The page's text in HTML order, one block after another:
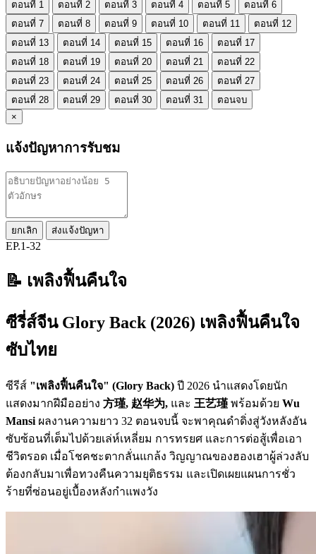
ตอนที่ 1
ตอนที่ 2 ตอนที่ 3 ตอนที่ 4 ตอนที่ 5
ตอนที่ 6
ตอนที่ 7
ตอนที่ 8 ตอนที่ 9 ตอนที่ 10 ตอนที่ 11
ตอนที่ 12
ตอนที่ 13
ตอนที่ 14 ตอนที่ 15 ตอนที่ 16
ตอนที่ 17
ตอนที่ 18
ตอนที่ 19 ตอนที่ 20 ตอนที่ 21
ตอนที่ 22
ตอนที่ 23
ตอนที่ 24 ตอนที่ 25 ตอนที่ 26
ตอนที่ 27
ตอนที่ 28
ตอนที่ 29 ตอนที่ 30 ตอนที่ 31
ตอนจบ
×
แจ้งปัญหาการรับชม
ยกเลิก ส่งแจ้งปัญหา
EP.1-32
📝 เพลิงฟื้นคืนใจ
ซีรี่ส์จีน Glory Back (2026) เพลิงฟื้นคืนใจ
ซับไทย
ซีรีส์ "เพลิงฟื้นคืนใจ" (Glory Back) ปี 2026 นำแสดงโดยนัก
แสดงมากฝีมืออย่าง 方瑾, 赵华为, และ 王艺瑾 พร้อมด้วย Wu
Mansiผลงานความยาว 32 ตอนจบนี้ จะพาคุณดำดิ่งสู่วังหลังอัน
ซับซ้อนที่เต็มไปด้วยเล่ห์เหลี่ยม การทรยศ และการต่อสู้เพื่อเอา
ชีวิตรอด เมื่อโชคชะตากลั่นแกล้ง วิญญาณของฮองเฮาผู้ล่วงลับ
ต้องกลับมาเพื่อทวงคืนความยุติธรรม และเปิดเผยแผนการชั่ว
ร้ายที่ซ่อนอยู่เบื้องหลังกำแพงวัง